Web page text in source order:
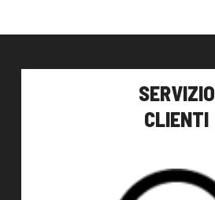
SERVIZIO
CLIENTI